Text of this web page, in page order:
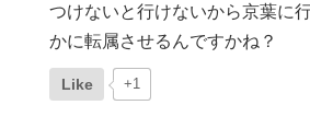
つけないと行けないから京葉に
かに転属させるんですかね？
Like +1